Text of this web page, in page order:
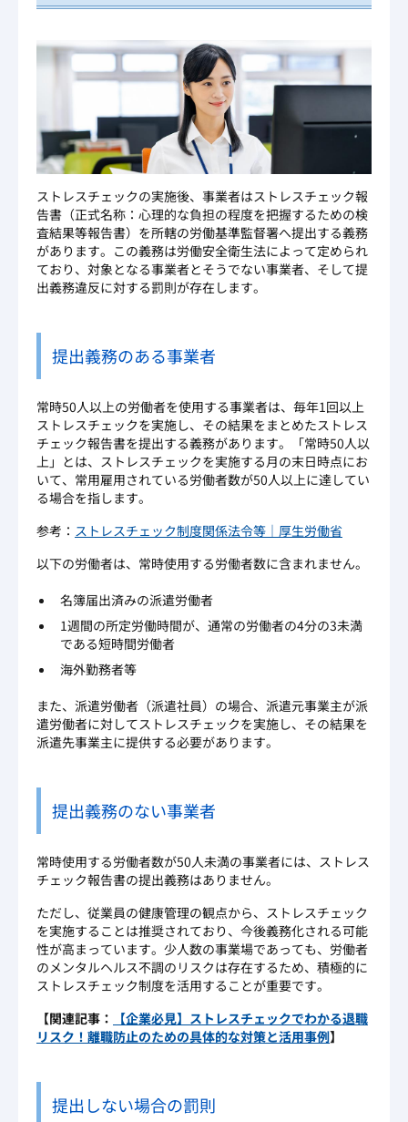
ストレスチェックの実施後、事業者はストレスチェック報
告書（正式名称：心理的な負担の程度を把握するための検
査結果等報告書）を所轄の労働基準監督署へ提出する義務
があります。この義務は労働安全衛生法によって定められ
ており、対象となる事業者とそうでない事業者、そして提
出義務違反に対する罰則が存在します。
提出義務のある事業者
常時50人以上の労働者を使用する事業者は、毎年1回以上
ストレスチェックを実施し、その結果をまとめたストレス
チェック報告書を提出する義務があります。「常時50人以
上」とは、ストレスチェックを実施する月の末日時点にお
いて、常用雇用されている労働者数が50人以上に達してい
る場合を指します。
参考： ストレスチェック制度関係法令等｜厚生労働省
以下の労働者は、常時使用する労働者数に含まれません。
名簿届出済みの派遣労働者
1週間の所定労働時間が、通常の労働者の4分の3未満
である短時間労働者
海外勤務者等
また、派遣労働者（派遣社員）の場合、派遣元事業主が派
遣労働者に対してストレスチェックを実施し、その結果を
派遣先事業主に提供する必要があります。
提出義務のない事業者
常時使用する労働者数が50人未満の事業者には、ストレス
チェック報告書の提出義務はありません。
ただし、従業員の健康管理の観点から、ストレスチェック
を実施することは推奨されており、今後義務化される可能
性が高まっています。少人数の事業場であっても、労働者
のメンタルヘルス不調のリスクは存在するため、積極的に
ストレスチェック制度を活用することが重要です。
【関連記事：
【企業必見】ストレスチェックでわかる退職
リスク！離職防止のための具体的な対策と活用事例】
提出しない場合の罰則